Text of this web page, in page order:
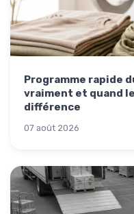
Programme rapide
vraiment et quand
différence
07 août 2026